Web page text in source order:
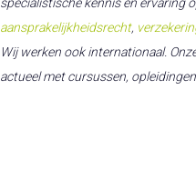
aansprakelijkheidsrecht,
Wij werken ook internationaal.
actueel met cursussen,